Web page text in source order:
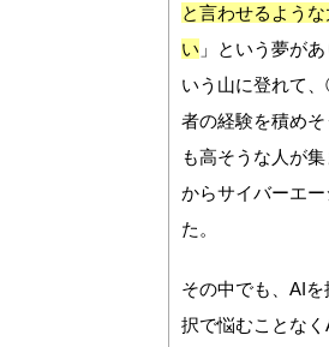
と言わせるよう
い 」という夢が
いう山に登れて
者の経験を積め
も高そうな人が
からサイバーエ
た。
その中でも、AI
択で悩むことな